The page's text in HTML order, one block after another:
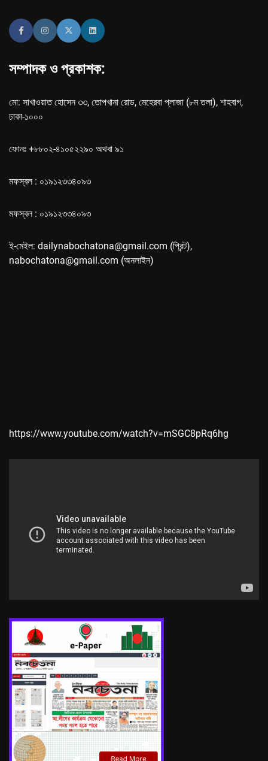
সম্পাদক ও প্রকাশক:
মো: সাখাওয়াত হোসেন ৩৩, তোপখানা রোড, মেহেরবা প্লাজা (৮ম তলা), শাহবাগ,
ঢাকা-১০০০
ফোনঃ +৮৮০২-৪১০৫২২৯০ অথবা ৯১
মফস্বল : ০১৯১২৩৩৪০৯৩
মফস্বল : ০১৯১২৩৩৪০৯৩
ই-মেইল: dailynabochatona@gmail.com (প্রিন্ট),
nabochatona@gmail.com (অনলাইন)
https://www.youtube.com/watch?v=mSGC8pRq6hg